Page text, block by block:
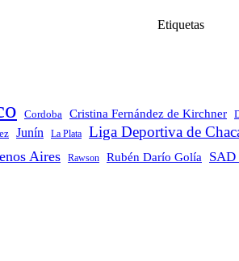
Etiquetas
Cordoba Cristina Fernández de Kirchner
Junín La Plata Liga Deportiva de
Aires Rawson Rubén Darío Golía SAD